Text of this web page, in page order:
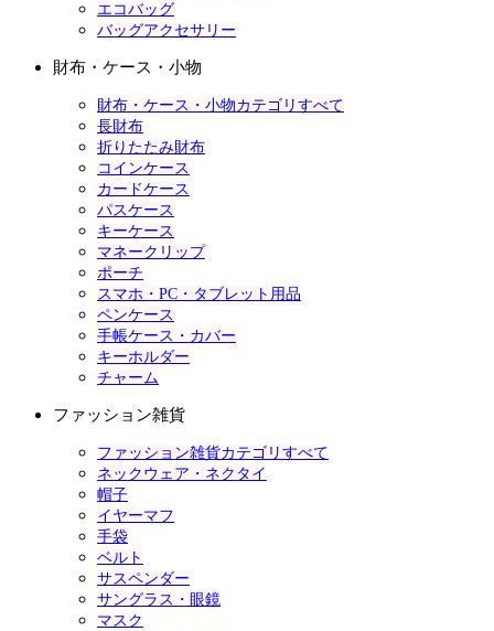
エコバッグ
バッグアクセサリー
財布・ケース・小物
財布・ケース・小物カテゴリすべて
長財布
折りたたみ財布
コインケース
カードケース
パスケース
キーケース
マネークリップ
ポーチ
スマホ・PC・タブレット用品
ペンケース
手帳ケース・カバー
キーホルダー
チャーム
ファッション雑貨
ファッション雑貨カテゴリすべて
ネックウェア・ネクタイ
帽子
イヤーマフ
手袋
ベルト
サスペンダー
サングラス・眼鏡
マスク